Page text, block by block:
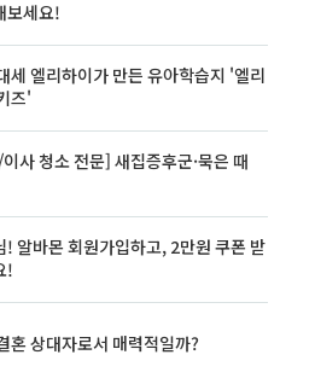
든 말씀 주세
로, 사람의 ..